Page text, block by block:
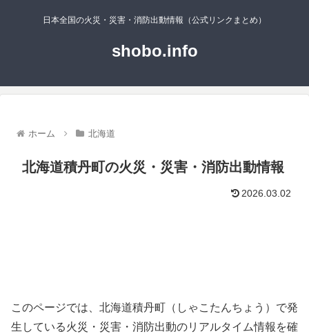
日本全国の火災・災害・消防出動情報（公式リンクまとめ）
shobo.info
ホーム 北海道
北海道積丹町の火災・災害・消防出動情報
2026.03.02
このページでは、北海道積丹町（しゃこたんちょう）で発
生している火災・災害・消防出動のリアルタイム情報を確